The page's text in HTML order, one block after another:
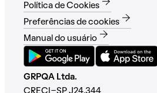
Política de Cookies
Preferências de cookies
Manual do usuário
GRPQA Ltda.